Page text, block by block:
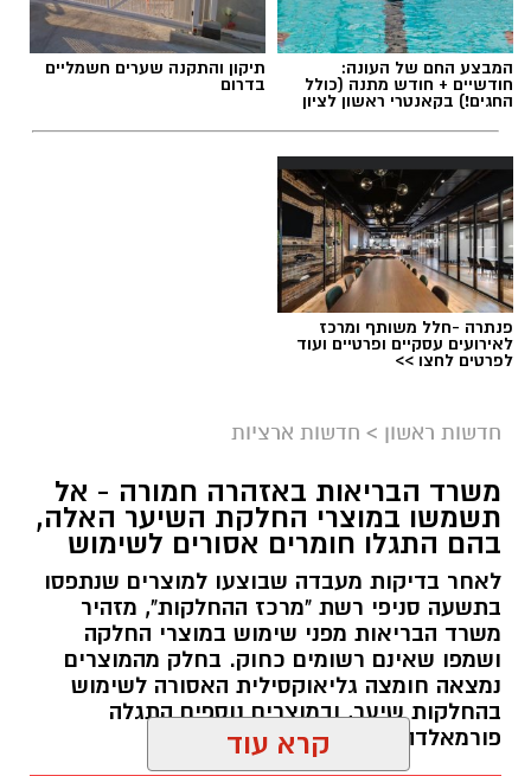
המבצע החם של העונה:
חודשיים + חודש מתנה (כולל
החגים!) בקאנטרי ראשון לציון
תיקון והתקנה שערים חשמליים
בדרום
פנתרה -חלל משותף ומרכז
לאירועים עסקיים ופרטיים ועוד
לפרטים לחצו >>
חדשות ראשון > חדשות ארציות
משרד הבריאות באזהרה חמורה - אל
תשמשו במוצרי החלקת השיער האלה,
בהם התגלו חומרים אסורים לשימוש
לאחר בדיקות מעבדה שבוצעו למוצרים שנתפסו
בתשעה סניפי רשת "מרכז ההחלקות", מזהיר
משרד הבריאות מפני שימוש במוצרי החלקה
ושמפו שאינם רשומים כחוק. בחלק מהמוצרים
נמצאה חומצה גליאוקסילית האסורה לשימוש
בהחלקות שיער, ובמוצרים נוספים התגלה
פורמאלדהיד - חומר המוגדר כמסרטן
קרא עוד